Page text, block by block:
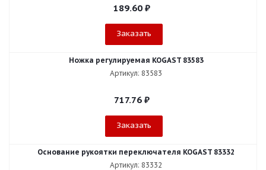
189.60₽
Заказать
Ножка регулируемая KOGAST 83583
Артикул: 83583
717.76₽
Заказать
Основание рукоятки переключателя KOGAST 83332
Артикул: 83332